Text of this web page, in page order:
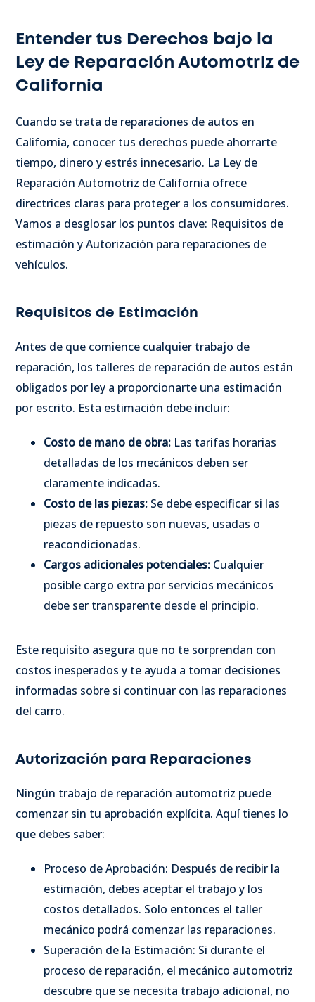
Entender tus Derechos bajo la
Ley de Reparación Automotriz de
California
Cuando se trata de reparaciones de autos en
California, conocer tus derechos puede ahorrarte
tiempo, dinero y estrés innecesario. La Ley de
Reparación Automotriz de California ofrece
directrices claras para proteger a los consumidores.
Vamos a desglosar los puntos clave: Requisitos de
estimación y Autorización para reparaciones de
vehículos.
Requisitos de Estimación
Antes de que comience cualquier trabajo de
reparación, los talleres de reparación de autos están
obligados por ley a proporcionarte una estimación
por escrito. Esta estimación debe incluir:
Costo de mano de obra: Las tarifas horarias
detalladas de los mecánicos deben ser
claramente indicadas.
Costo de las piezas: Se debe especificar si las
piezas de repuesto son nuevas, usadas o
reacondicionadas.
Cargos adicionales potenciales: Cualquier
posible cargo extra por servicios mecánicos
debe ser transparente desde el principio.
Este requisito asegura que no te sorprendan con
costos inesperados y te ayuda a tomar decisiones
informadas sobre si continuar con las reparaciones
del carro.
Autorización para Reparaciones
Ningún trabajo de reparación automotriz puede
comenzar sin tu aprobación explícita. Aquí tienes lo
que debes saber:
Proceso de Aprobación: Después de recibir la
estimación, debes aceptar el trabajo y los
costos detallados. Solo entonces el taller
mecánico podrá comenzar las reparaciones.
Superación de la Estimación: Si durante el
proceso de reparación, el mecánico automotriz
descubre que se necesita trabajo adicional, no